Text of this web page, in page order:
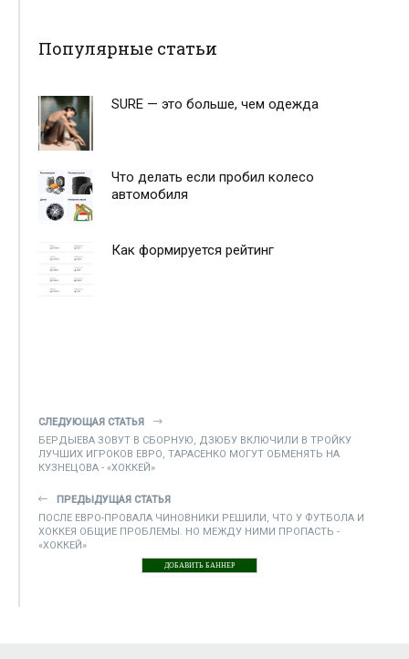
Популярные статьи
SURE — это больше, чем одежда
Что делать если пробил колесо
автомобиля
Как формируется рейтинг
СЛЕДУЮЩАЯ СТАТЬЯ
БЕРДЫЕВА ЗОВУТ В СБОРНУЮ, ДЗЮБУ ВКЛЮЧИЛИ В ТРОЙКУ
ЛУЧШИХ ИГРОКОВ ЕВРО, ТАРАСЕНКО МОГУТ ОБМЕНЯТЬ НА
КУЗНЕЦОВА - «ХОККЕЙ»
ПРЕДЫДУЩАЯ СТАТЬЯ
ПОСЛЕ ЕВРО-ПРОВАЛА ЧИНОВНИКИ РЕШИЛИ, ЧТО У ФУТБОЛА И
ХОККЕЯ ОБЩИЕ ПРОБЛЕМЫ. НО МЕЖДУ НИМИ ПРОПАСТЬ -
«ХОККЕЙ»
ДОБАВИТЬ БАННЕР